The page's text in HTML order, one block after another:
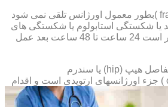
نکته: شکستگی ها(fracture )بطور معمول اورژانس تلقی نمی شود
یا شکستگی استابولوم یا شکستگی های
بسته بازو و یا ساق را بهتر است 24 ساعت تا 48 ساعت بعد عمل
اما آرتریت سپتیک ویژه مفاصل هیپ (hip) یا سندرم
کمپارتمان(compartment ) جزء اورژانسهای ارتوپدی است و اقدام